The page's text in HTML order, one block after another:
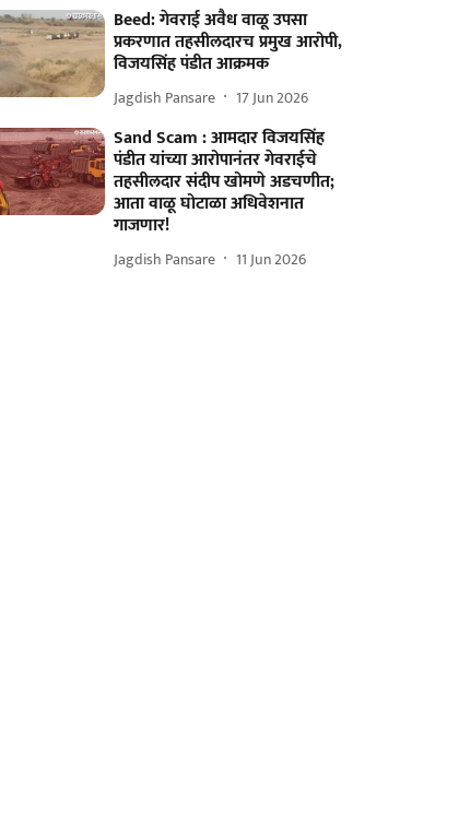
Beed: गेवराई अवैध वाळू उपसा
प्रकरणात तहसीलदारच प्रमुख आरोपी,
विजयसिंह पंडीत आक्रमक
Jagdish Pansare 17 Jun 2026
Sand Scam : आमदार विजयसिंह
पंडीत यांच्या आरोपानंतर गेवराईचे
तहसीलदार संदीप खोमणे अडचणीत;
आता वाळू घोटाळा अधिवेशनात
गाजणार!
Jagdish Pansare 11 Jun 2026